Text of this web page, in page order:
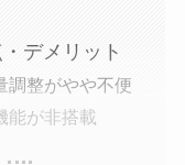
デメリット
調整がやや不便
能が非搭載